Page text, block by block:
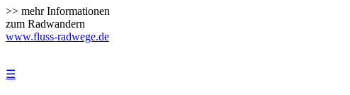
>> mehr Informationen
zum Radwandern
www.fluss-radwege.de
☰